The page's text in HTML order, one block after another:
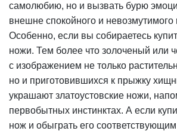
самолюбию, но и вызвать бурю
внешне спокойного и
Особенно, если вы собираетесь
ножи. Тем более что золоченый или
с изображением не только
но и приготовившихся к прыжку
украшают златоустовские ножи,
первобытных инстинктах. А если
нож и обыграть его